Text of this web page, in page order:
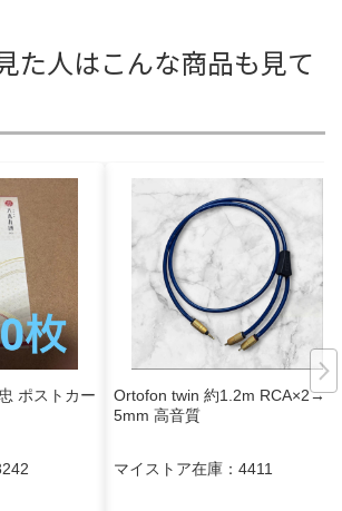
た人はこんな商品も見て
ポストカー
Ortofon twin 約1.2m RCA×2→3.
5mm 高音質
マイストア在庫： 4411